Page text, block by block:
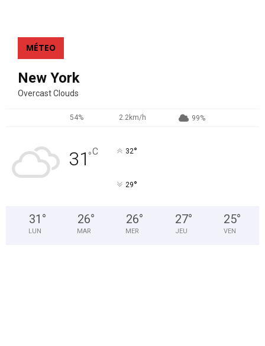
MÉTEO
New York
Overcast Clouds
54% 2.2km/h 99%
31°C 32°
29°
31 °
LUN
26°
MAR
26°
MER
27°
JEU
25°
VEN